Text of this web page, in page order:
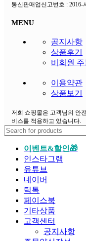
통신판매업신고번호 : 2016-
MENU
공지사항
상품후기
비회원 주
이용약관
상품보기
저희 쇼핑몰은 고객님의 안
비스를 적용하고 있습니다.
이벤트&할인🎁
인스타그램
유튜브
네이버
틱톡
페이스북
기타상품
고객센터
공지사항